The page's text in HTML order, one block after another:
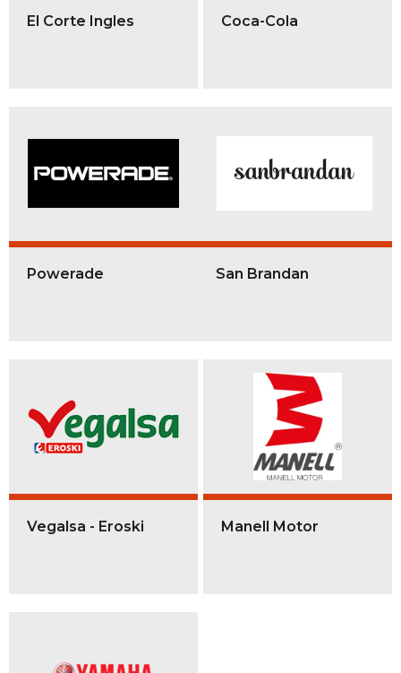
El Corte Ingles Coca-Cola
Powerade San Brandan
Vegalsa - Eroski Manell Motor